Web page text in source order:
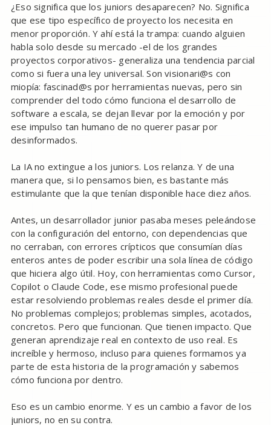
¿Eso significa que los juniors desaparecen? No. Significa
que ese tipo específico de proyecto los necesita en
menor proporción. Y ahí está la trampa: cuando alguien
habla solo desde su mercado -el de los grandes
proyectos corporativos- generaliza una tendencia parcial
como si fuera una ley universal. Son visionari@s con
miopía: fascinad@s por herramientas nuevas, pero sin
comprender del todo cómo funciona el desarrollo de
software a escala, se dejan llevar por la emoción y por
ese impulso tan humano de no querer pasar por
desinformados.
La IA no extingue a los juniors. Los relanza. Y de una
manera que, si lo pensamos bien, es bastante más
estimulante que la que tenían disponible hace diez años.
Antes, un desarrollador junior pasaba meses peleándose
con la configuración del entorno, con dependencias que
no cerraban, con errores crípticos que consumían días
enteros antes de poder escribir una sola línea de código
que hiciera algo útil. Hoy, con herramientas como Cursor,
Copilot o Claude Code, ese mismo profesional puede
estar resolviendo problemas reales desde el primer día.
No problemas complejos; problemas simples, acotados,
concretos. Pero que funcionan. Que tienen impacto. Que
generan aprendizaje real en contexto de uso real. Es
increíble y hermoso, incluso para quienes formamos ya
parte de esta historia de la programación y sabemos
cómo funciona por dentro.
Eso es un cambio enorme. Y es un cambio a favor de los
juniors, no en su contra.